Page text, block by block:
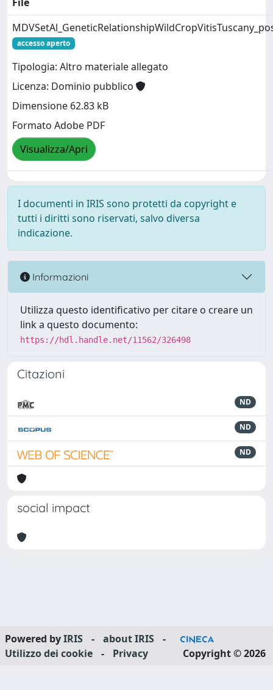
accesso aperto
Tipologia: Altro materiale allegato
Licenza: Dominio pubblico
Dimensione 62.83 kB
Formato Adobe PDF
Visualizza/Apri
I documenti in IRIS sono protetti da copyright e
tutti i diritti sono riservati, salvo diversa
indicazione.
Informazioni
Utilizza questo identificativo per citare o creare un
link a questo documento:
https://hdl.handle.net/11562/326498
Citazioni
ND
ND
ND
social impact
Powered byIRIS - about IRIS
-
Utilizzo dei cookie
- Privacy Copyright © 2026